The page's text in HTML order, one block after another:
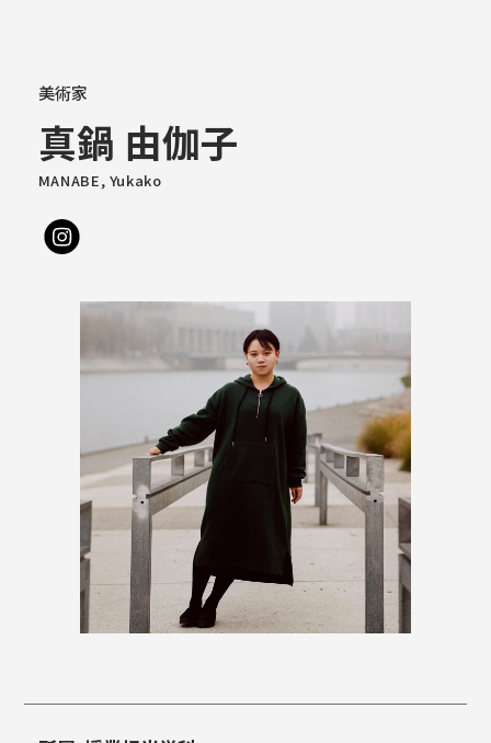
学部学科
教育・社会連携
学生生活・就職
入試情報
美術家
真鍋 由伽子
MANABE, Yukako